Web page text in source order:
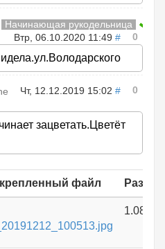
Начинающая рукодельница
Втр, 06.10.2020 11:49 # 0
Чт, 12.12.2019 15:02 # 0
зацветать.Цветёт
файл Размер
1.08 МБ